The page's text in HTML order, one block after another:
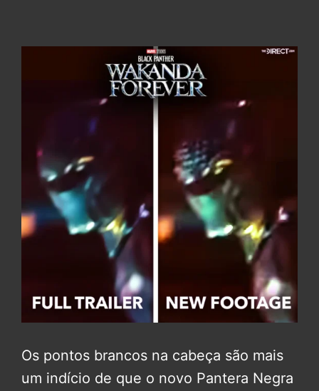
Os pontos brancos na cabeça são mais
um indício de que o novo Pantera Negra